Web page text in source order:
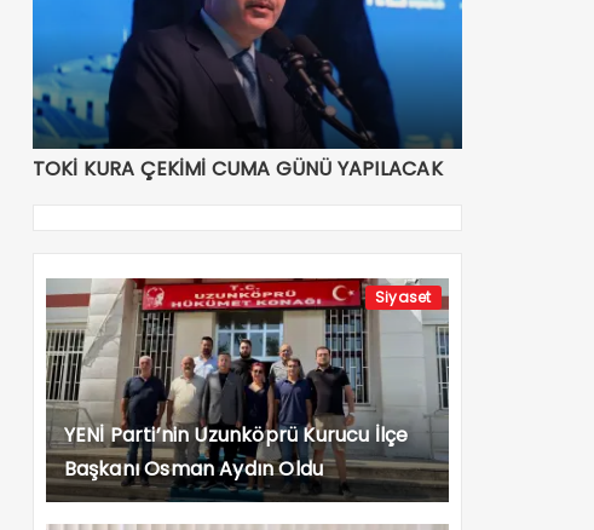
TOKİ KURA ÇEKİMİ CUMA GÜNÜ YAPILACAK
Siyaset
YENİ Parti’nin Uzunköprü Kurucu İlçe
Başkanı Osman Aydın Oldu